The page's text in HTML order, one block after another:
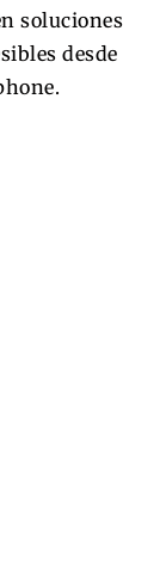
soluciones
desde